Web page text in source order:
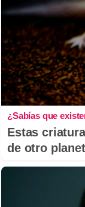
¿Sabías que
Estas
de otro